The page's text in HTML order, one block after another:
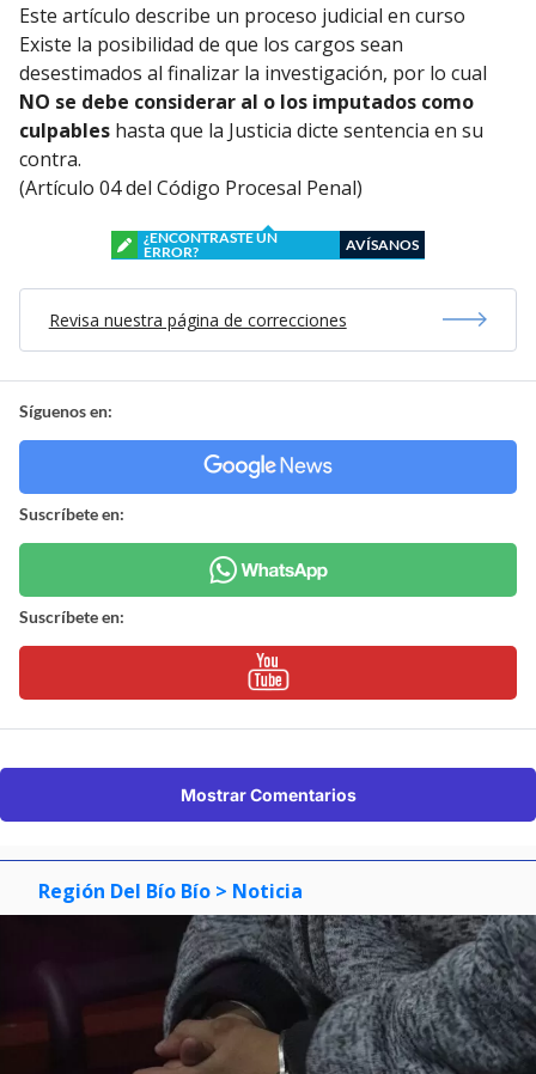
Este artículo describe un proceso judicial en curso
Existe la posibilidad de que los cargos sean
desestimados al finalizar la investigación, por lo cual
NO se debe considerar al o los imputados como
culpables hasta que la Justicia dicte sentencia en su
contra.
(Artículo 04 del Código Procesal Penal)
¿ENCONTRASTE UN
ERROR?
AVÍSANOS
Revisa nuestra página de correcciones
Síguenos en:
Suscríbete en:
Suscríbete en:
Mostrar Comentarios
Región Del Bío Bío > Noticia